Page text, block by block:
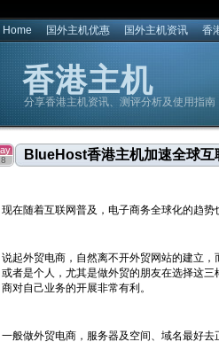
Home 国外主机优惠 国外主机资讯 香
香港主机
分享香港主机资讯、测评分析及使用指南
BlueHost香港主机加速全球互
现在随着互联网普及，电子商务全球化的趋势
说起外贸电商，自然离不开外贸网站的建立
或者是个人，尤其是做外贸的朋友在选择这
商对自己业务的开展非常有利。
一般做外贸电商，服务器及空间、域名最好